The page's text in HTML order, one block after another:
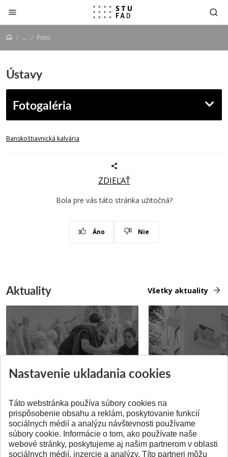
Prejsť na obsah
... Foto
Ústavy
Fotogaléria
Banskoštiavnická kalvária
ZDIEĽAŤ
Bola pre vás táto stránka užitočná?
Áno Nie
Aktuality Všetky aktuality
Pridané 14.07.2026 Pridané 03.07.2026
SPÄŤ NA VRCH
Nastavenie ukladania cookies
Táto webstránka používa súbory cookies na
prispôsobenie obsahu a reklám, poskytovanie funkcií
sociálnych médií a analýzu návštevnosti používame
súbory cookie. Informácie o tom, ako používate naše
webové stránky, poskytujeme aj našim partnerom v oblasti
sociálnych médií, inzercie a analýzy. Títo partneri môžu